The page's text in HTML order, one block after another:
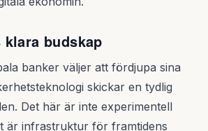
budskap
banker väljer att fördjupa sina
skickar en tydlig
Det här är inte experimentell
är infrastruktur för framtidens